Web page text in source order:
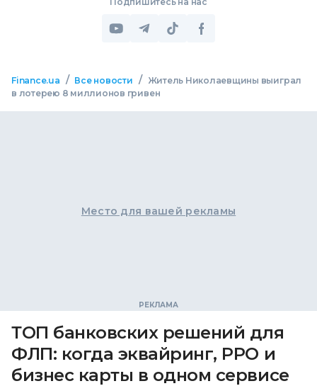
Finance.ua / Все новости /
Житель Николаевщины выиграл
в лотерею 8 миллионов гривен
Место для вашей рекламы
ТОП банковских решений для
ФЛП: когда эквайринг, РРО и
бизнес карты в одном сервисе